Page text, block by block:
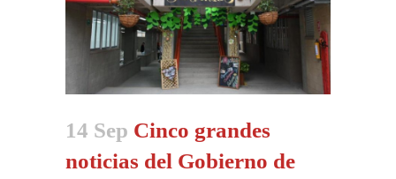
14 Sep Cinco grandes
noticias del Gobierno de